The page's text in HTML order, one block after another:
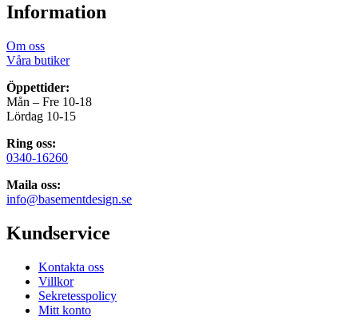
Information
Om oss
Våra butiker
Öppettider:
Mån – Fre 10-18
Lördag 10-15
Ring oss:
0340-16260
Maila oss:
info@basementdesign.se
Kundservice
Kontakta oss
Villkor
Sekretesspolicy
Mitt konto